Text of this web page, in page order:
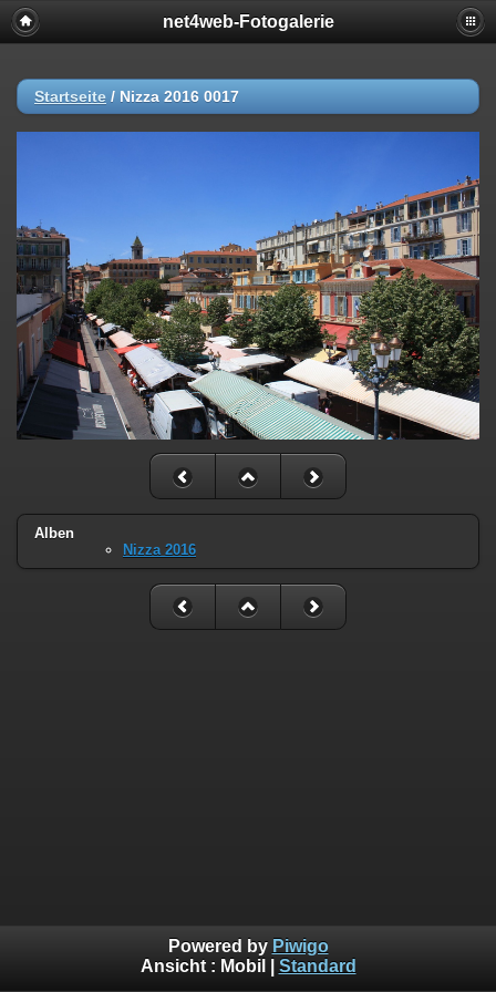
net4web-Fotogalerie
Startseite / Nizza 2016 0017
Alben
Nizza 2016
Powered by Piwigo
Ansicht : Mobil Standard